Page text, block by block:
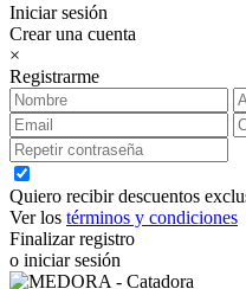
Iniciar sesión
Crear una cuenta
×
Registrarme
Quiero recibir descuentos
Ver los términos y condiciones
Finalizar registro
o iniciar sesión